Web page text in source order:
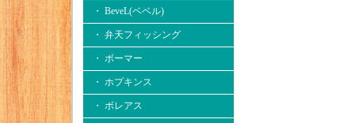
・ BeveL(ベベル)
・ 弁天フィッシング
・ ボーマー
・ ホプキンス
・ ボレアス